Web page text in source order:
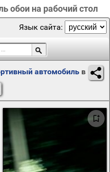
обои на рабочий стол
Язык сайта:
автомобиль в